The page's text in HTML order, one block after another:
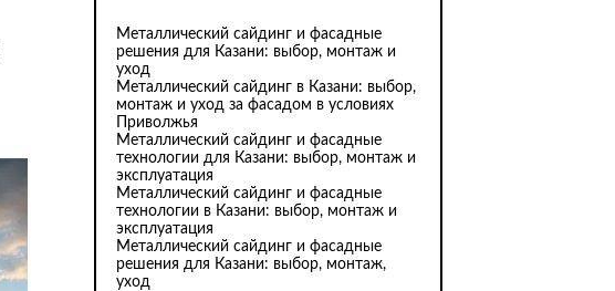
Металлический сайдинг и фасадные
решения для Казани: выбор, монтаж и
уход
Металлический сайдинг в Казани: выбор,
монтаж и уход за фасадом в условиях
Приволжья
Металлический сайдинг и фасадные
технологии для Казани: выбор, монтаж и
эксплуатация
Металлический сайдинг и фасадные
технологии в Казани: выбор, монтаж и
эксплуатация
Металлический сайдинг и фасадные
решения для Казани: выбор, монтаж,
уход